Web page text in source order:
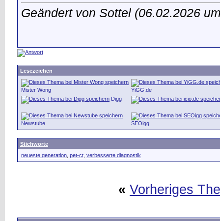
Geändert von Sottel (06.02.2026
Lesezeichen
Mister Wong
YiGG.de
Digg
Newstube SEOigg
Stichworte
neueste generation pet-ct verbesserte diagnostik
« Vorheriges